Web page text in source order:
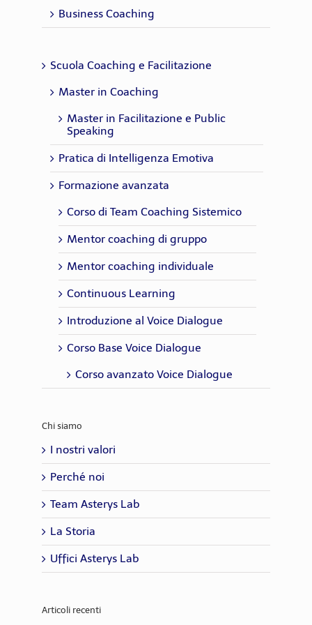
Raffaello
Zonin
Formatore - libero
ricercatore in scienze sociali
Business Coaching
Scuola Coaching e Facilitazione
Master in Coaching
Master in Facilitazione e Public
Speaking
Pratica di Intelligenza Emotiva
Formazione avanzata
Corso di Team Coaching Sistemico
Mentor coaching di gruppo
Mentor coaching individuale
Continuous Learning
Introduzione al Voice Dialogue
Corso Base Voice Dialogue
Corso avanzato Voice Dialogue
Chi siamo
I nostri valori
Perché noi
Team Asterys Lab
La Storia
Uffici Asterys Lab
Articoli recenti